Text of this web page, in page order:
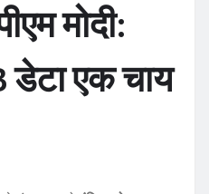
मोदी:
डेटा एक चाय